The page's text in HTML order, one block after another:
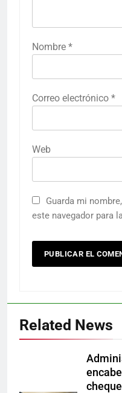
Nombre *
Correo electrónico *
Web
Guarda mi
este navegador para
Related News